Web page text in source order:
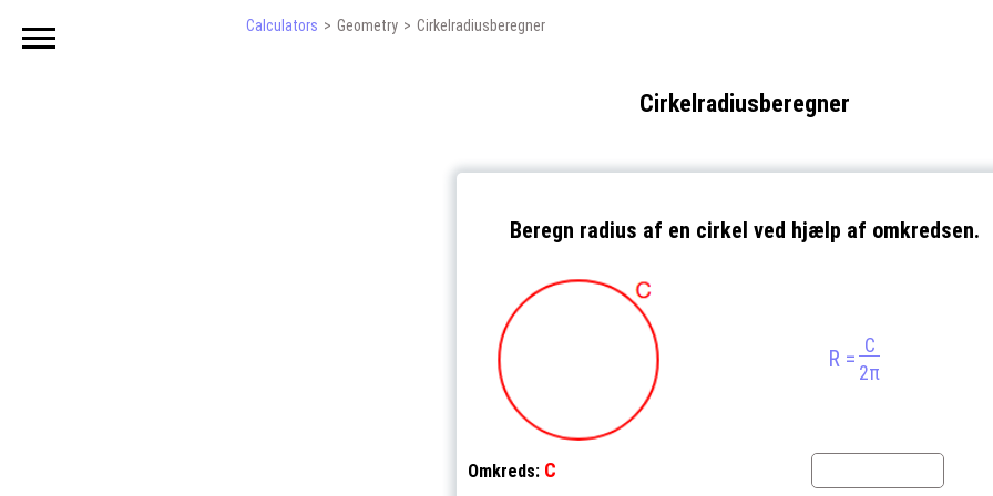
Calculators Geometry Cirkelradiusberegner
Cirkelradiusberegner
Beregn radius af en cirkel ved hjælp af omkredsen.
R =
C
2π
Omkreds: C